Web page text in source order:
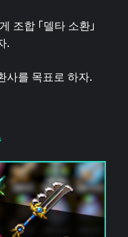
조합 「델타 소환」
.
사를 목표로 하자.